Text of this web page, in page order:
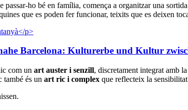
passar-ho bé en família, comença a organitzar una
que es poden fer funcionar, teixits que es deixen
Barcelona: Kulturerbe und Kultur
com un art auster i senzill, discretament integrat amb
també és un art ric i complex que reflecteix la